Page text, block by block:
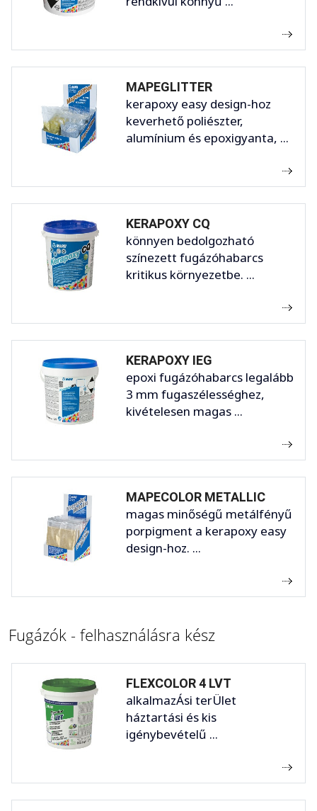
MAPEGLITTER
kerapoxy easy design-hoz
keverhető poliészter,
alumínium és epoxigyanta, ...
KERAPOXY CQ
könnyen bedolgozható
színezett fugázóhabarcs
kritikus környezetbe. ...
KERAPOXY IEG
epoxi fugázóhabarcs legalább
3 mm fugaszélességhez,
kivételesen magas ...
MAPECOLOR METALLIC
magas minőségű metálfényű
porpigment a kerapoxy easy
design-hoz. ...
Fugázók - felhasználásra kész
FLEXCOLOR 4 LVT
alkalmazÁsi terÜlet
háztartási és kis
igénybevételű ...